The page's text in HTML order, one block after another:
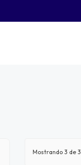
Mostrando 3 de 3